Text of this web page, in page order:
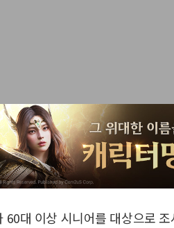
60대 이상 시니어를 대상으로